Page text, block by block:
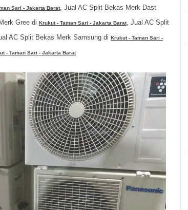
Sari - Jakarta Barat, Jual AC Split Bekas Merk Dast
Gree di Krukut - Taman Sari - Jakarta Barat, Jual AC Split
AC Split Bekas Merk Samsung di Krukut - Taman Sari -
- Taman Sari - Jakarta Barat